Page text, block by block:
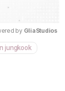
Mute
by GliaStudios
jungkook